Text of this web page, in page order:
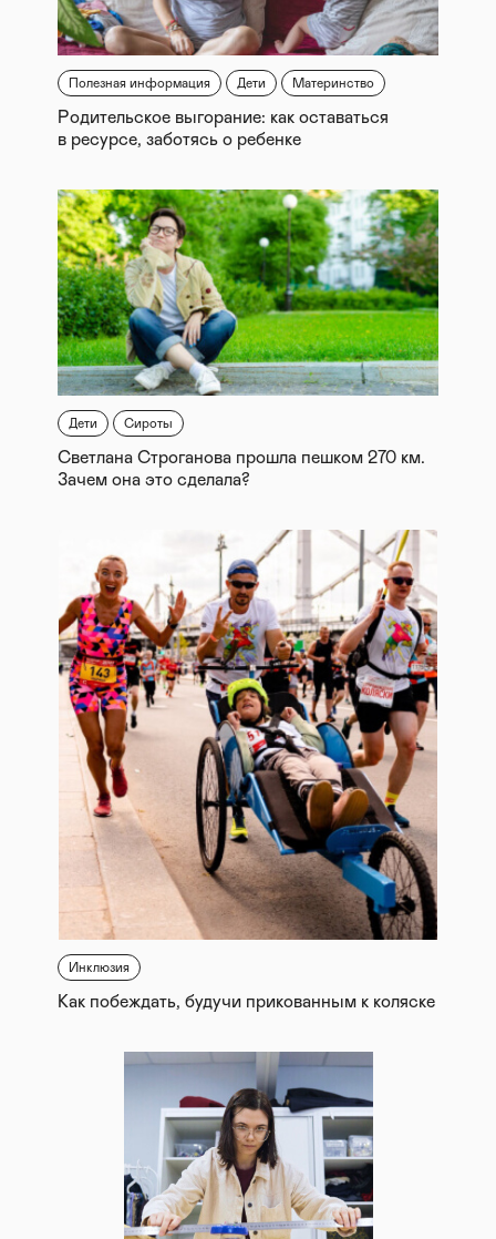
Полезная информация Дети Материнство
Родительское выгорание: как оставаться
в ресурсе, заботясь о ребенке
Дети Сироты
Светлана Строганова прошла пешком 270 км.
Зачем она это сделала?
Инклюзия
Как побеждать, будучи прикованным к коляске